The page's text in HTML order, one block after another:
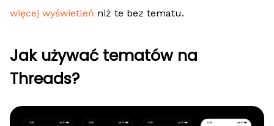
więcej wyświetleń niż te bez tematu.
Jak używać tematów na
Threads?